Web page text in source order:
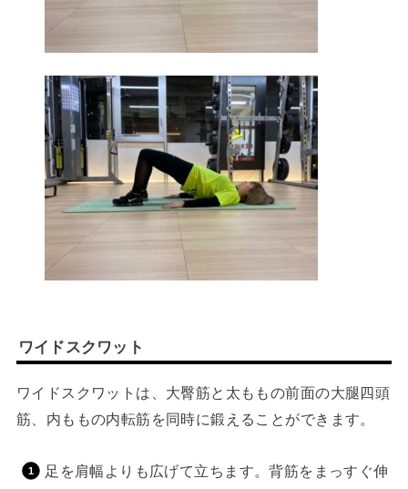
ワイドスクワット
ワイドスクワットは、大臀筋と太ももの前面の大腿四頭
筋、内ももの内転筋を同時に鍛えることができます。
足を肩幅よりも広げて立ちます。背筋をまっすぐ伸